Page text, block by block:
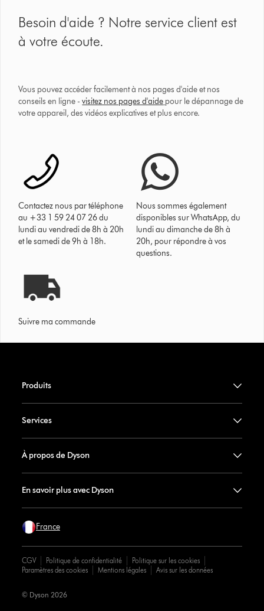
Besoin d'aide ? Notre service client est
à votre écoute.
Vous pouvez accéder facilement à nos pages d'aide et nos
conseils en ligne -visitez nos pages d'aide pour le dépannage de
votre appareil, des vidéos explicatives et plus encore.
Contactez nous par téléphone
au +33 1 59 24 07 26 du
lundi au vendredi de 8h à 20h
et le samedi de 9h à 18h.
Nous sommes également
disponibles sur WhatsApp, du
lundi au dimanche de 8h à
20h, pour répondre à vos
questions.
Suivre ma commande
Produits
Services
À propos de Dyson
En savoir plus avec Dyson
France
CGV Politique de confidentialité
Politique sur les cookies
Paramètres des cookies
Mentions légales Avis sur les données
© Dyson 2026